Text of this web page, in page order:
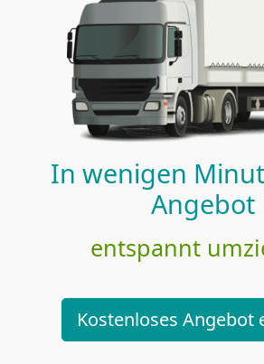
In wenigen
Angebot
entspannt
Kostenloses Angebot